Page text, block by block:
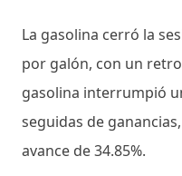
La gasolina cerró la
por galón, con un
gasolina interrumpió
seguidas de
avance de 34.85%.